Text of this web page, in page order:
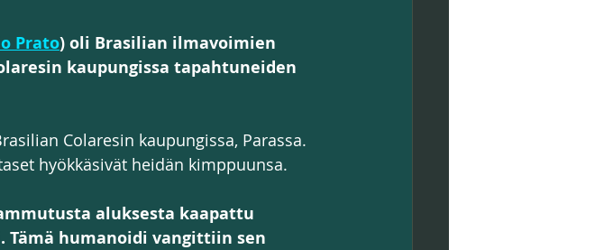
Prato) oli Brasilian ilmavoimien
kaupungissa tapahtuneiden
Colaresin kaupungissa, Parassa.
hyökkäsivät heidän kimppuunsa.
aluksesta kaapattu
humanoidi vangittiin sen